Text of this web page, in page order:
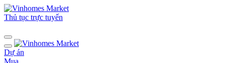
Thủ tục trực tuyến
Dự án
Mua